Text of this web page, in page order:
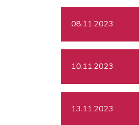
08.11.2023
10.11.2023
13.11.2023